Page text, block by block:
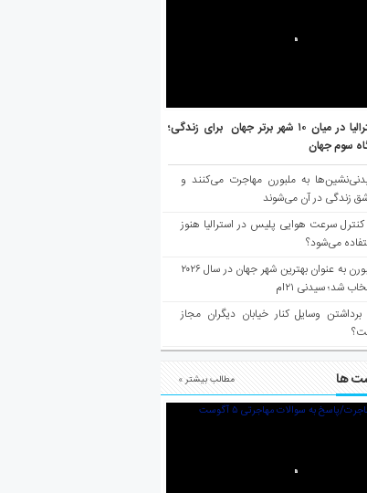
سه شهر استرالیا در میان ۱۰ شهر برتر جهان برای زندگی؛
سوم جهان
به ملبورن مهاجرت می‌کنند و
زندگی در آن می‌شوند
کنترل سرعت هوایی پلیس در استرالیا هنوز
می‌شود؟
ملبورن به عنوان بهترین شهر جهان در سال ۲۰۲۶
شد؛ سیدنی ۲۱‌ام
برداشتن وسایل کنار خیابان دیگران مجاز
ها مطالب بیشتر »